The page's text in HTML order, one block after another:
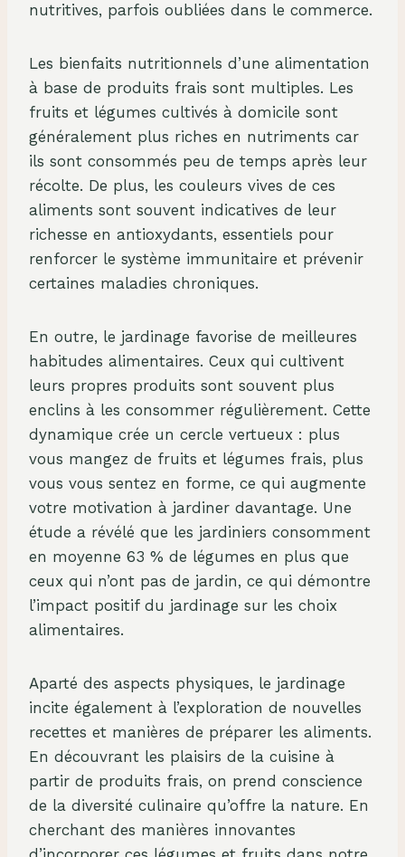
nutritives, parfois oubliées dans le commerce.
Les bienfaits nutritionnels d’une alimentation
à base de produits frais sont multiples. Les
fruits et légumes cultivés à domicile sont
généralement plus riches en nutriments car
ils sont consommés peu de temps après leur
récolte. De plus, les couleurs vives de ces
aliments sont souvent indicatives de leur
richesse en antioxydants, essentiels pour
renforcer le système immunitaire et prévenir
certaines maladies chroniques.
En outre, le jardinage favorise de meilleures
habitudes alimentaires. Ceux qui cultivent
leurs propres produits sont souvent plus
enclins à les consommer régulièrement. Cette
dynamique crée un cercle vertueux : plus
vous mangez de fruits et légumes frais, plus
vous vous sentez en forme, ce qui augmente
votre motivation à jardiner davantage. Une
étude a révélé que les jardiniers consomment
en moyenne 63 % de légumes en plus que
ceux qui n’ont pas de jardin, ce qui démontre
l’impact positif du jardinage sur les choix
alimentaires.
Aparté des aspects physiques, le jardinage
incite également à l’exploration de nouvelles
recettes et manières de préparer les aliments.
En découvrant les plaisirs de la cuisine à
partir de produits frais, on prend conscience
de la diversité culinaire qu’offre la nature. En
cherchant des manières innovantes